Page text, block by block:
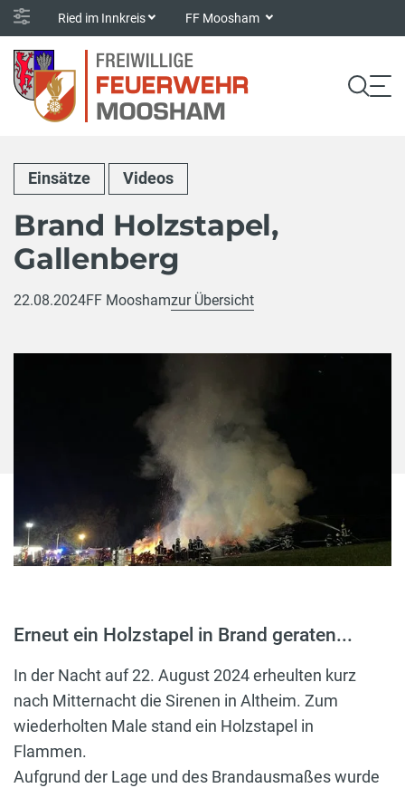
Ried im Innkreis FF Moosham
Einsätze Videos
Brand Holzstapel,
Gallenberg
22.08.2024FF Mooshamzur Übersicht
Erneut ein Holzstapel in Brand geraten...
In der Nacht auf 22. August 2024 erheulten kurz
nach Mitternacht die Sirenen in Altheim. Zum
wiederholten Male stand ein Holzstapel in
Flammen.
Aufgrund der Lage und des Brandausmaßes wurde